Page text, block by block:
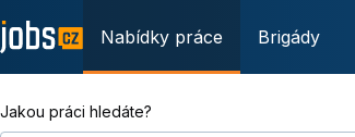
Nabídky práce Brigády
Jakou práci hledáte?